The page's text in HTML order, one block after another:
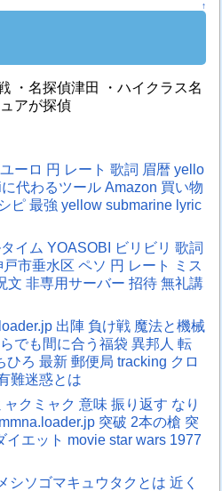
↑
・名探偵津田 ・ハイクラス名
アが探偵
ユーロ 円 レート 歌詞 眉暦 yello
代わるツール Amazon 買い物
ピ 最強 yellow submarine lyric
イム YOASOBI ビリビリ 歌詞
市垂水区 ペソ 円 レート
ミス
文 非専用サーバー 招待 無礼講
出陣 負け戦 魔法と機械
でも間に合う福袋 異邦人 転
ひろ 最新 郵便局 tracking クロ
難迷惑とは
ャクミャク 意味 振り返す なり
突破 2本の槍 突
イエット movie star wars 1977
シソゴマキュウタクとは 近く